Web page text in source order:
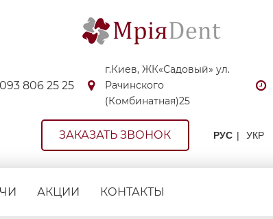
093 806 25 25
г.Киев, ЖК«Садовый» ул.
Рачинского
(Комбинатная)25
ЗАКАЗАТЬ ЗВОНОК РУС УКР
АКЦИИ КОНТАКТЫ